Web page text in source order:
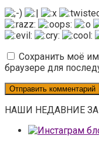
Сохранить моё
браузере для
НАШИ НЕДАВНИЕ